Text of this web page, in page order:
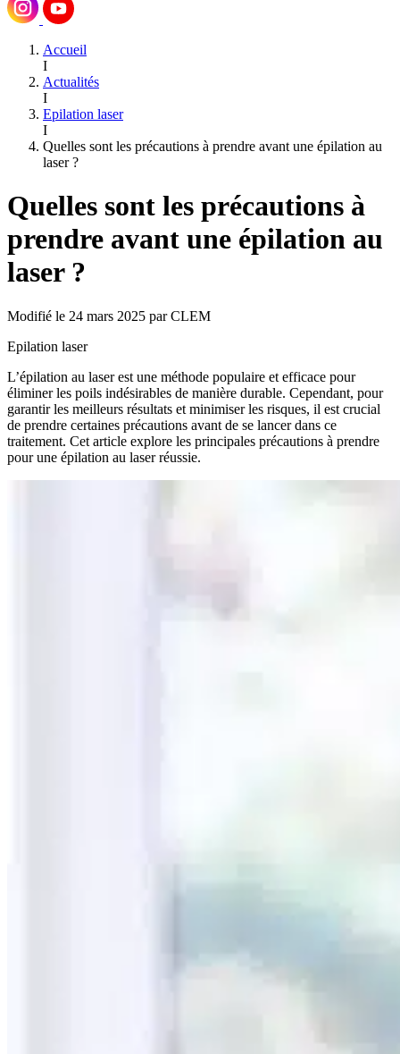
Accueil
I
Actualités
I
Epilation laser
I
Quelles sont les précautions à prendre avant une épilation au
laser ?
Quelles sont les précautions à
prendre avant une épilation au
laser ?
Modifié le 24 mars 2025 par CLEM
Epilation laser
L’épilation au laser est une méthode populaire et efficace pour
éliminer les poils indésirables de manière durable. Cependant, pour
garantir les meilleurs résultats et minimiser les risques, il est crucial
de prendre certaines précautions avant de se lancer dans ce
traitement. Cet article explore les principales précautions à prendre
pour une épilation au laser réussie.